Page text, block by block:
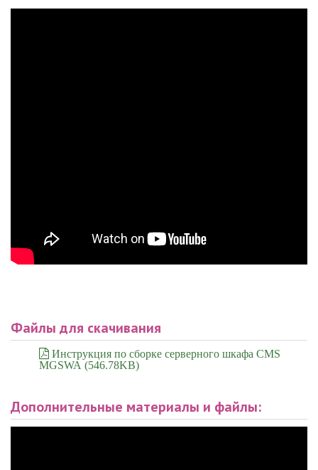
Файлы для скачивания
Инструкция по сборке серверного шкафа CMS
MGSWA (546.78KB)
Дополнительные материалы и файлы: